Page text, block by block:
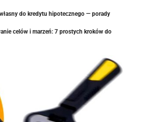
do kredytu hipotecznego — porady
celów i marzeń: 7 prostych kroków do